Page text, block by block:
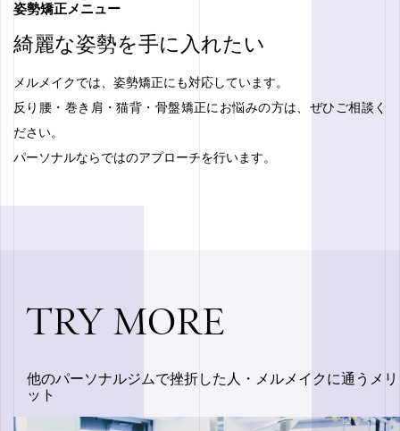
姿勢矯正メニュー
綺麗な姿勢を手に入れたい
メルメイクでは、姿勢矯正にも対応しています。
反り腰・巻き肩・猫背・骨盤矯正にお悩みの方は、ぜひご相談く
ださい。
パーソナルならではのアプローチを行います。
TRY MORE
他のパーソナルジムで挫折した人・メルメイクに通うメリ
ット